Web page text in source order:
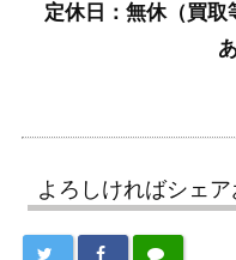
定休日：無休（買
よろしければシェ